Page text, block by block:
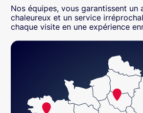
Nos équipes, vous garantissent un
chaleureux et un service
chaque visite en une expérience